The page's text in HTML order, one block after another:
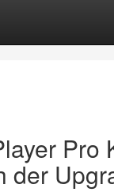
Pro
der